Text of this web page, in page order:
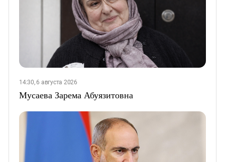
14:30, 6 августа 2026
Мусаева Зарема Абуязитовна